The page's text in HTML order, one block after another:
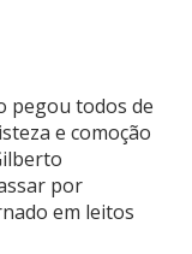
pegou todos de
e comoção
por
em leitos